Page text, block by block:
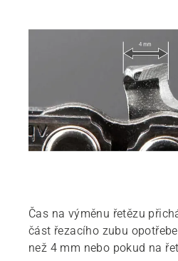
Čas na výměnu řetězu
část řezacího zubu
než 4 mm nebo pokud na